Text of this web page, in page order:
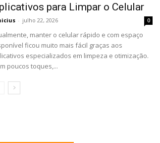
para Limpar o Celular
- julho 22, 2026 0
manter o celular rápido e com espaço
ficou muito mais fácil graças aos
especializados em limpeza e otimização.
poucos toques,...